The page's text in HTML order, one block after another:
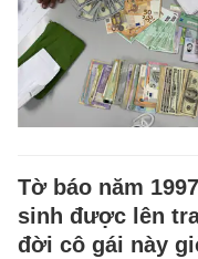
Tờ báo năm
sinh được lên
đời cô gái này